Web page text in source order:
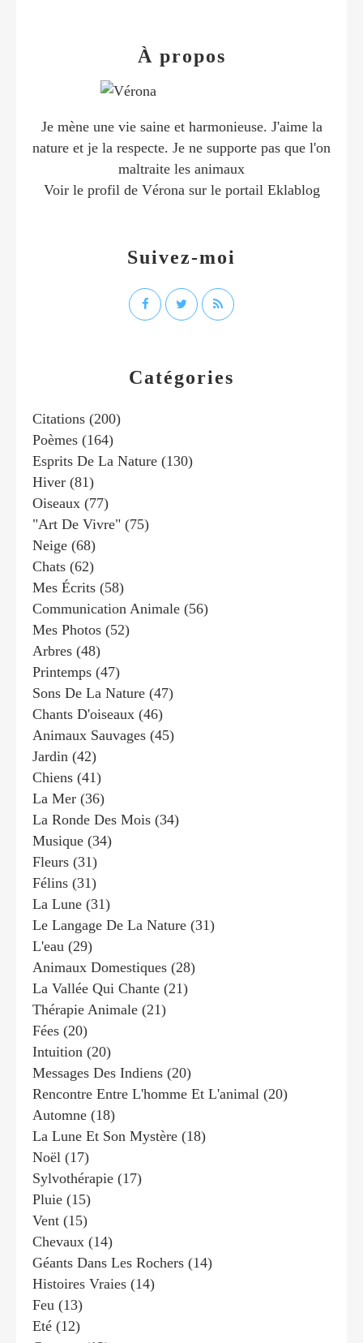
Catégories
Citations (200)
Poèmes (164)
Esprits De La Nature (130)
Hiver (81)
Oiseaux (77)
"art De Vivre" (75)
Neige (68)
Chats (62)
Mes Écrits (58)
Communication Animale (56)
Mes Photos (52)
Arbres (48)
Printemps (47)
Sons De La Nature (47)
Chants D'oiseaux (46)
Animaux Sauvages (45)
Jardin (42)
Chiens (41)
La Mer (36)
La Ronde Des Mois (34)
Musique (34)
Fleurs (31)
Félins (31)
La Lune (31)
Le Langage De La Nature (31)
L'eau (29)
Animaux Domestiques (28)
La Vallée Qui Chante (21)
Thérapie Animale (21)
Fées (20)
Intuition (20)
Messages Des Indiens (20)
Rencontre Entre L'homme Et L'animal (20)
Automne (18)
La Lune Et Son Mystère (18)
Noël (17)
Sylvothérapie (17)
Pluie (15)
Vent (15)
Chevaux (14)
Géants Dans Les Rochers (14)
Histoires Vraies (14)
Feu (13)
Eté (12)
Suivez-moi
À propos
Je mène une vie saine et harmonieuse. J'aime la
nature et je la respecte. Je ne supporte pas que l'on
maltraite les animaux
Voir le profil de Vérona sur le portail Eklablog